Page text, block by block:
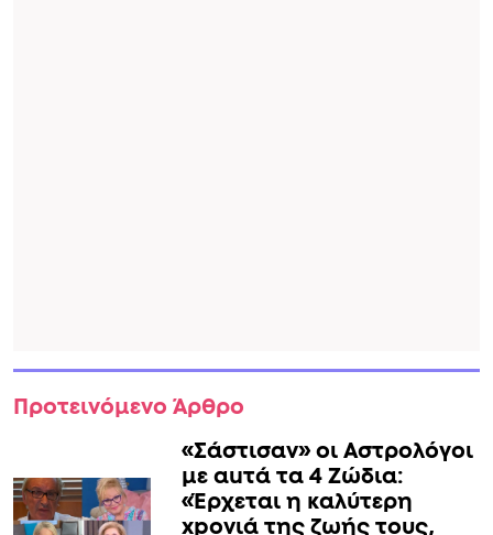
Προτεινόμενο Άρθρο
«Σάστισαν» οι Αστρολόγοι
με αuτά τα 4 Zώδια:
«Έρχεται η καλύτερη
xpoνιά της ζωής τους,